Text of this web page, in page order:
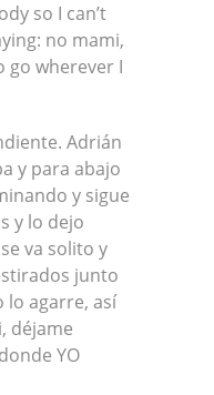
so I can’t
no mami,
go wherever I
Adrián
y para abajo
y sigue
y lo dejo
va solito y
junto
lo agarre, así
déjame
YO